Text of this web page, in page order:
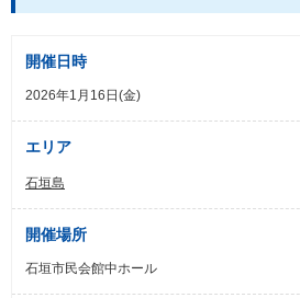
開催日時
2026年1月16日(金)
エリア
石垣島
開催場所
石垣市民会館中ホール